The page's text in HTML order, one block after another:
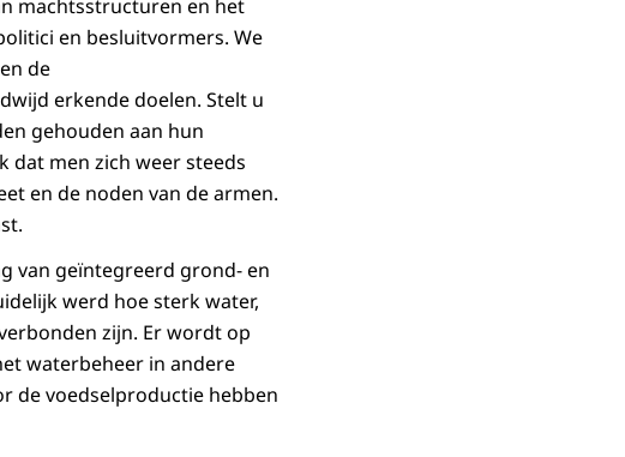
machtsstructuren en het
en besluitvormers. We
de
erkende doelen. Stelt u
gehouden aan hun
dat men zich weer steeds
en de noden van de armen.
van geïntegreerd grond- en
werd hoe sterk water,
zijn. Er wordt op
waterbeheer in andere
de voedselproductie hebben